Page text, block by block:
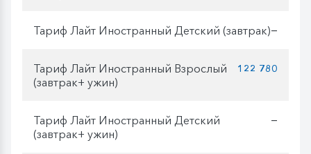
Тариф Лайт Иностранный Детский (завтрак)—
Тариф Лайт Иностранный Взрослый
(завтрак+ ужин)
122 780
Тариф Лайт Иностранный Детский
(завтрак+ ужин)
—